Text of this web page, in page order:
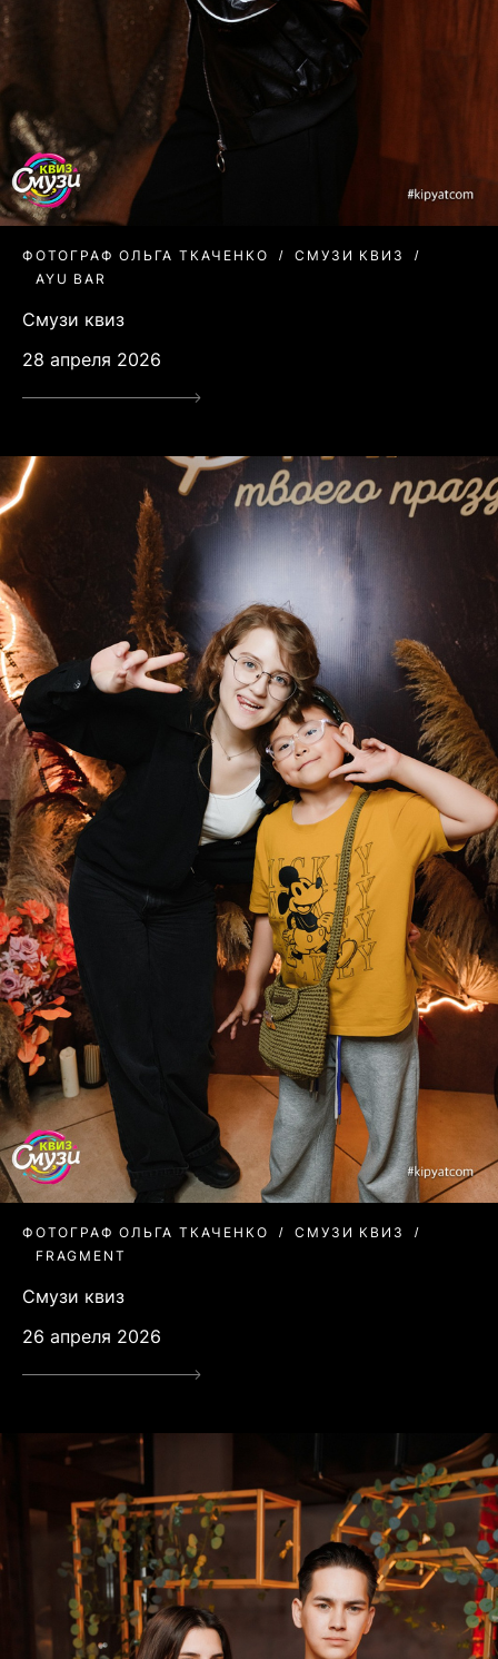
ФОТОГРАФ ОЛЬГА ТКАЧЕНКО
СМУЗИ КВИЗ
AYU BAR
Смузи квиз
28 апреля 2026
ФОТОГРАФ ОЛЬГА ТКАЧЕНКО
СМУЗИ КВИЗ
FRAGMENT
Смузи квиз
26 апреля 2026